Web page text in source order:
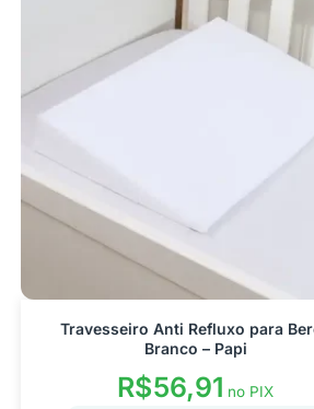
Travesseiro Anti Refluxo para
Branco – Papi
R$56,91 no PIX